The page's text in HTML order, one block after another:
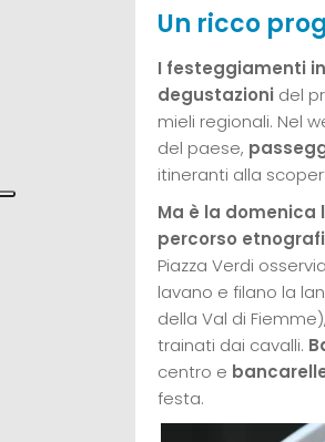
Un ricco
I festeggiamenti
degustazioni del
mieli regionali. Nel
del paese,
itineranti alla
Ma è la domenica
percorso
Piazza Verdi
lavano e filano la
della Val di
trainati dai cavalli.
centro e
festa.